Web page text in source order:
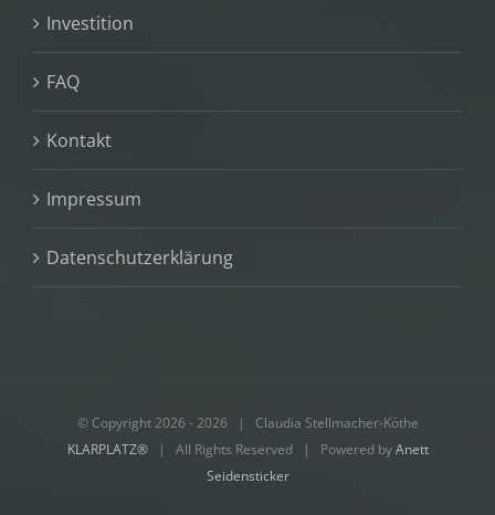
Investition
FAQ
Kontakt
Impressum
Datenschutzerklärung
© Copyright 2026 -2026 | Claudia Stellmacher-Köthe
KLARPLATZ®| All Rights Reserved | Powered byAnett
Seidensticker